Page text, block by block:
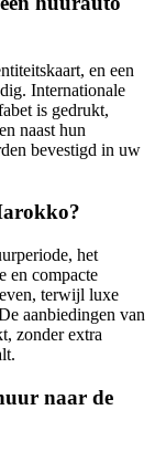
en een
Internationale
is gedrukt,
naast hun
bevestigd in uw
het
en compacte
terwijl luxe
aanbiedingen van
zonder extra
naar de